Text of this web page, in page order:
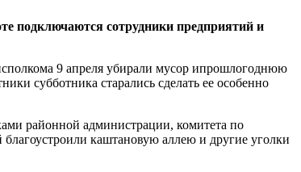
подключаются сотрудники предприятий и
9 апреля убирали мусор ипрошлогоднюю
субботника старались сделать ее особенно
районной администрации, комитета по
благоустроили каштановую аллею и другие уголки